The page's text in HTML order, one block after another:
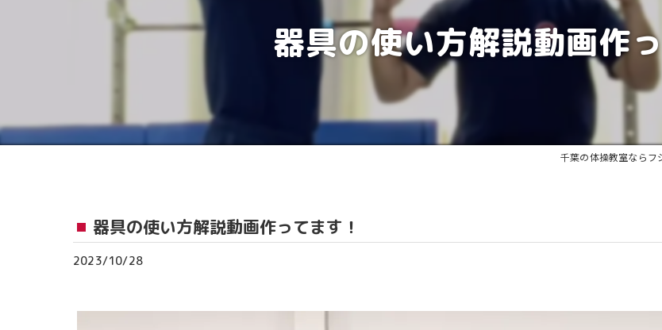
津田沼教室
八千代緑が丘教室
印西牧の原教室
器具の使い方解説動画作
千葉の体操教室ならフ
器具の使い方解説動画作ってます！
2023/10/28